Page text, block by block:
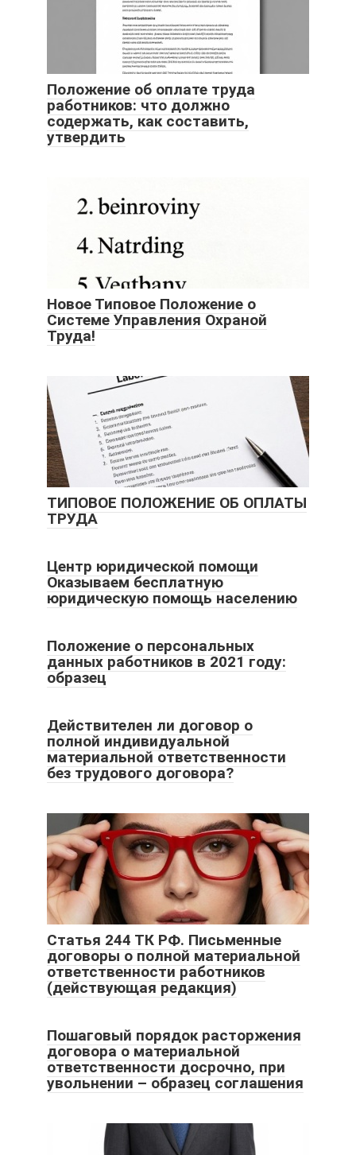
Положение об оплате труда
работников: что должно
содержать, как составить,
утвердить
Новое Типовое Положение о
Системе Управления Охраной
Труда!
ТИПОВОЕ ПОЛОЖЕНИЕ ОБ ОПЛАТЫ
ТРУДА
Центр юридической помощи
Оказываем бесплатную
юридическую помощь населению
Положение о персональных
данных работников в 2021 году:
образец
Действителен ли договор о
полной индивидуальной
материальной ответственности
без трудового договора?
Статья 244 ТК РФ. Письменные
договоры о полной материальной
ответственности работников
(действующая редакция)
Пошаговый порядок расторжения
договора о материальной
ответственности досрочно, при
увольнении – образец соглашения